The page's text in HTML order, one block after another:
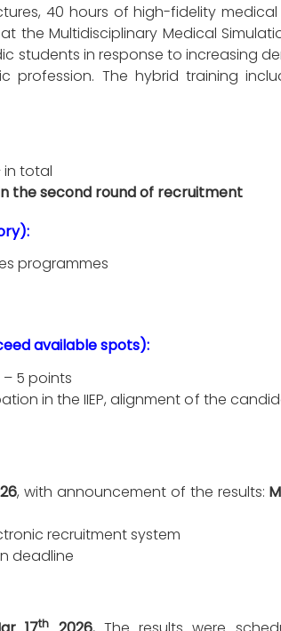
40 hours of high-fidelity
the Multidisciplinary Medical
students in response to increasing
profession. The hybrid training
in total
the second round of recruitment
programmes
available spots):
5 points
in the IIEP, alignment of the
, with announcement of the results:
recruitment system
deadline
th